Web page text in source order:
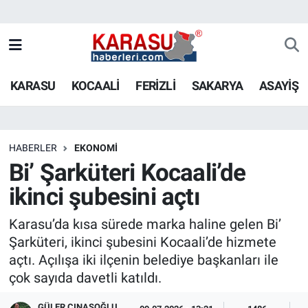
KARASU KOCAALİ FERİZLİ SAKARYA ASAYİŞ
HABERLER EKONOMİ
Bi’ Şarküteri Kocaali’de
ikinci şubesini açtı
Karasu’da kısa sürede marka haline gelen Bi’
Şarküteri, ikinci şubesini Kocaali’de hizmete
açtı. Açılışa iki ilçenin belediye başkanları ile
çok sayıda davetli katıldı.